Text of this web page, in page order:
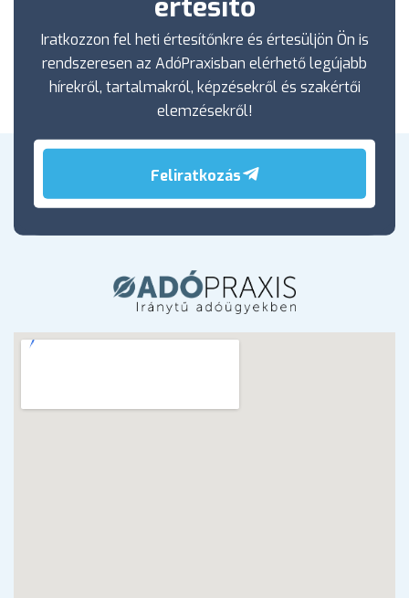
értesítő
Iratkozzon fel heti értesítőnkre és értesüljön Ön is
rendszeresen az AdóPraxisban elérhető legújabb
hírekről, tartalmakról, képzésekről és szakértői
elemzésekről!
Feliratkozás